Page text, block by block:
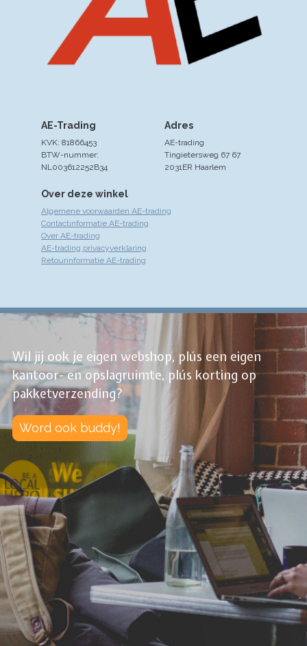
Over deze winkel
Algemene voorwaarden AE-trading
Contactinformatie AE-trading
Over AE-trading
AE-trading privacyverklaring
Retourinformatie AE-trading
Adres
AE-trading
Tingietersweg 67 67
2031ER Haarlem
AE-Trading
KVK: 81866453
BTW-nummer:
NL003612252B34
Wil jij ook je eigen webshop, plús een eigen
kantoor- en opslagruimte, plús korting op
pakketverzending?
Word ook buddy!